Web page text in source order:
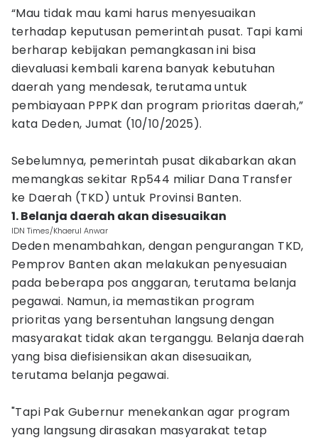
“Mau tidak mau kami harus menyesuaikan
terhadap keputusan pemerintah pusat. Tapi kami
berharap kebijakan pemangkasan ini bisa
dievaluasi kembali karena banyak kebutuhan
daerah yang mendesak, terutama untuk
pembiayaan PPPK dan program prioritas daerah,”
kata Deden, Jumat (10/10/2025).
Sebelumnya, pemerintah pusat dikabarkan akan
memangkas sekitar Rp544 miliar Dana Transfer
ke Daerah (TKD) untuk Provinsi Banten.
1. Belanja daerah akan disesuaikan
IDN Times/Khaerul Anwar
Deden menambahkan, dengan pengurangan TKD,
Pemprov Banten akan melakukan penyesuaian
pada beberapa pos anggaran, terutama belanja
pegawai. Namun, ia memastikan program
prioritas yang bersentuhan langsung dengan
masyarakat tidak akan terganggu. Belanja daerah
yang bisa diefisiensikan akan disesuaikan,
terutama belanja pegawai.
"Tapi Pak Gubernur menekankan agar program
yang langsung dirasakan masyarakat tetap